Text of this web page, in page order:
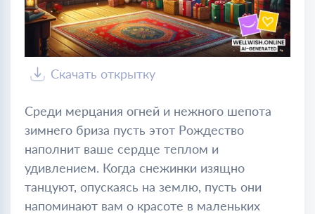
Скачать открытку
Среди мерцания огней и нежного шепота
зимнего бриза пусть этот Рождество
наполнит ваше сердце теплом и
удивлением. Когда снежинки изящно
танцуют, опускаясь на землю, пусть они
напоминают вам о красоте в маленьких